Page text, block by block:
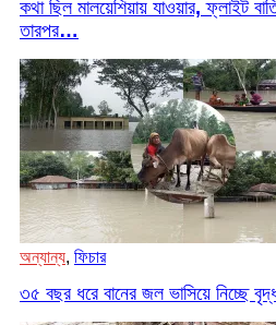
কথা ছিল মালয়েশিয়ায় যাওয়ার, ফ্লাইট
তারপর…
অন্যান্য, ফিচার
৩৫ বছর ধরে বানের জল ভাসিয়ে নিচ্ছে